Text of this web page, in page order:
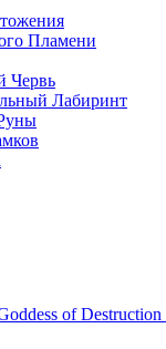
Пламени
Червь
Лабиринт
of